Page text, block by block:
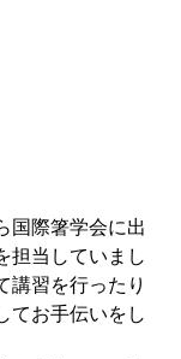
国際箸学会に出
担当していまし
講習を行ったり
てお手伝いをし